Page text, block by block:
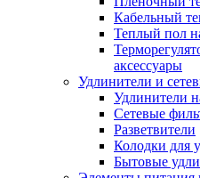
Кабельный
Теплый пол
аксессуары
Удлинители и
Удлинители
Сетевые
Разветвители
Колодки для
Бытовые